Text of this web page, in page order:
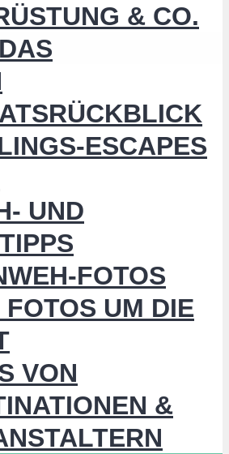
& CO.
ESCAPES
UND
FOTOS
FOTOS UM DIE
VON
&